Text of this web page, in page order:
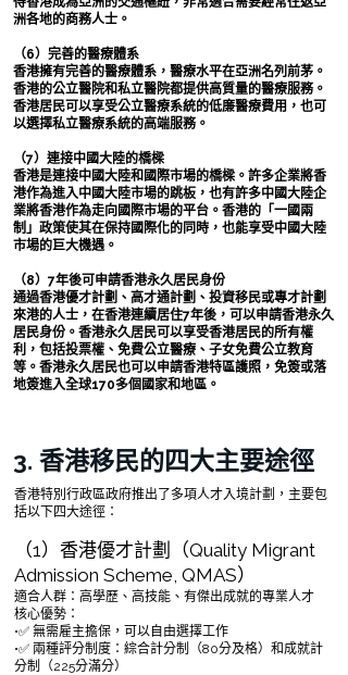
洲各地的商務人士。
（6）完善的醫療體系
香港擁有完善的醫療體系，醫療水平在亞洲名列前茅。
香港的公立醫院和私立醫院都提供高質量的醫療服務。
香港居民可以享受公立醫療系統的低廉醫療費用，也可
以選擇私立醫療系統的高端服務。
（7）連接中國大陸的橋樑
香港是連接中國大陸和國際市場的橋樑。許多企業將香
港作為進入中國大陸市場的跳板，也有許多中國大陸企
業將香港作為走向國際市場的平台。香港的「一國兩
制」政策使其在保持國際化的同時，也能享受中國大陸
市場的巨大機遇。
（8）7年後可申請香港永久居民身份
通過香港優才計劃、高才通計劃、投資移民或專才計劃
來港的人士，在香港連續居住7年後，可以申請香港永久
居民身份。香港永久居民可以享受香港居民的所有權
利，包括投票權、免費公立醫療、子女免費公立教育
等。香港永久居民也可以申請香港特區護照，免簽或落
地簽進入全球170多個國家和地區。
3. 香港移民的四大主要途徑
香港特別行政區政府推出了多項人才入境計劃，主要包
括以下四大途徑：
（1）香港優才計劃（Quality Migrant
Admission Scheme, QMAS）
適合人群：高學歷、高技能、有傑出成就的專業人才
核心優勢：
•✅ 無需雇主擔保，可以自由選擇工作
•✅ 兩種評分制度：綜合計分制（80分及格）和成就計
分制（225分滿分）